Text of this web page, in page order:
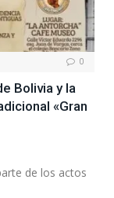
0
Bolivia y la
«Gran
de los actos